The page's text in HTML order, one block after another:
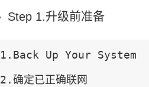
Step 1.升级前准备
1.Back Up Your System
2.确定已正确联网